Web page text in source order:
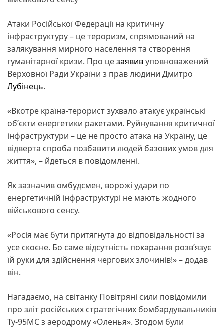
Атаки Російської Федерації на критичну
інфраструктуру – це тероризм, спрямований на
залякування мирного населення та створення
гуманітарної кризи. Про цезаявивуповноважений
Верховної Ради України з прав людини Дмитро
Лубінець.
«Вкотре країна-терорист зухвало атакує українські
обʼєкти енергетики ракетами. Руйнування критичної
інфраструктури – це не просто атака на Україну, це
відверта спроба позбавити людей базових умов для
життя», – йдеться в повідомленні.
Як зазначив омбудсмен, ворожі удари по
енергетичній інфраструктурі не мають жодного
військового сенсу.
«Росія має бути притягнута до відповідальності за
усе скоєне. Бо саме відсутність покарання розвʼязує
їй руки для здійснення чергових злочинів!» – додав
він.
Нагадаємо, на світанку Повітряні сили повідомили
про зліт російських стратегічних бомбардувальників
Ту-95МС з аеродрому «Оленья». Згодом були